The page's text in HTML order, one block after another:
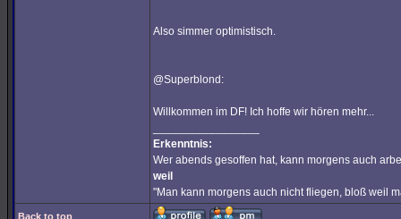
Also simmer optimistisch.
@Superblond:
Willkommen im DF! Ich hoffe wir hören mehr...
Erkenntnis:
Wer abends gesoffen hat, kann morgens auch
weil
"Man kann morgens auch nicht fliegen, bloß weil
Back to top